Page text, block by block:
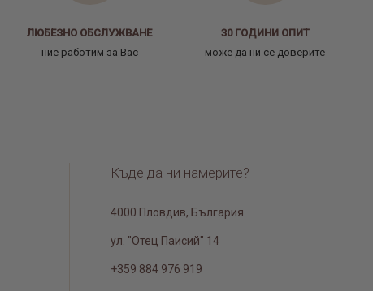
ЛЮБЕЗНО ОБСЛУЖВАНЕ
ние работим за Вас
30 ГОДИНИ ОПИТ
може да ни се доверите
Къде да ни намерите?
4000 Пловдив, България
ул. "Отец Паисий" 14
+359 884 976 919